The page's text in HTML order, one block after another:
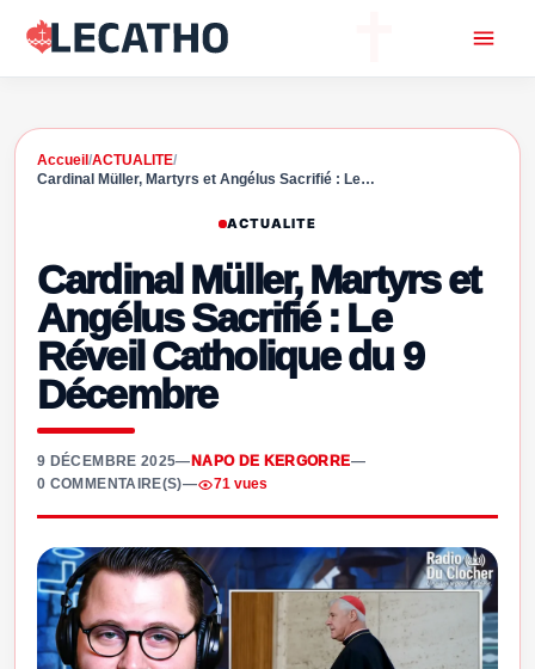
Accueil /ACTUALITE/
Cardinal Müller, Martyrs et Angélus Sacrifié : Le…
ACTUALITE
Cardinal Müller, Martyrs et
Angélus Sacrifié : Le
Réveil Catholique du 9
Décembre
9 DÉCEMBRE 2025— NAPO DE KERGORRE—
0 COMMENTAIRE(S)— 71 vues